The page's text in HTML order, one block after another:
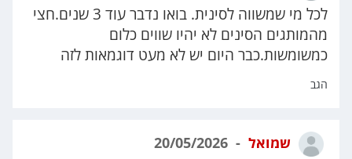
לכל מי שמשווה לסינית. בואו נדבר עוד 3 שנים.חצי
מהמותגים הסינים לא יהיו שווים כלום
כמשומשות.כבר היום יש לא מעט דוגמאות לזה
הגב
שמואל